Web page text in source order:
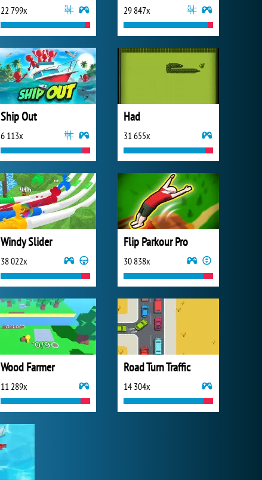
22 799x 29 847x
Ship Out
6 113x
Had
31 655x
Windy Slider
38 022x
Flip Parkour Pro
30 838x
Wood Farmer
11 289x
Road Turn Traffic
14 304x